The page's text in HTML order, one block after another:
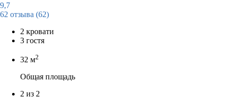
9,7
62 отзыва (62)
2 кровати
3 гостя
32 м2
Общая площадь
2 из 2